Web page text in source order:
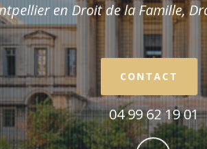
en Droit de la Famille,
CONTACT
04 99 62 19 01